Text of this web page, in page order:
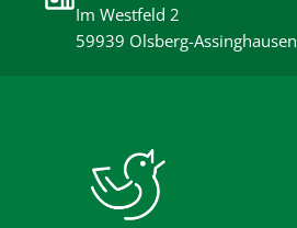
Im Westfeld 2
59939 Olsberg-Assinghausen